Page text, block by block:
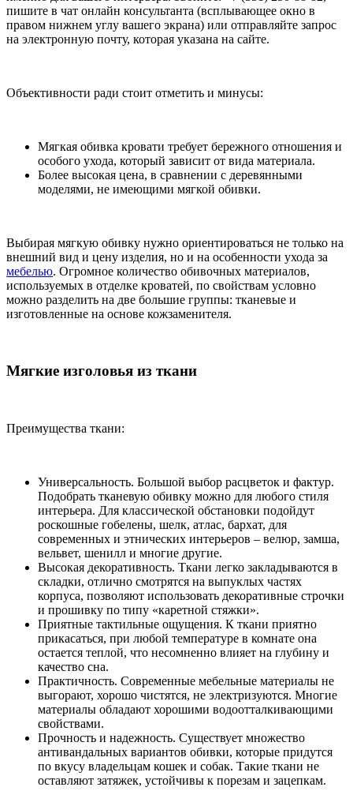
пишите в чат онлайн консультанта (всплывающее окно в
правом нижнем углу вашего экрана) или отправляйте запрос
на электронную почту, которая указана на сайте.
Объективности ради стоит отметить и минусы:
Мягкая обивка кровати требует бережного отношения и
особого ухода, который зависит от вида материала.
Более высокая цена, в сравнении с деревянными
моделями, не имеющими мягкой обивки.
Выбирая мягкую обивку нужно ориентироваться не только на
внешний вид и цену изделия, но и на особенности ухода за
мебелью. Огромное количество обивочных материалов,
используемых в отделке кроватей, по свойствам условно
можно разделить на две большие группы: тканевые и
изготовленные на основе кожзаменителя.
Мягкие изголовья из ткани
Преимущества ткани:
Универсальность. Большой выбор расцветок и фактур.
Подобрать тканевую обивку можно для любого стиля
интерьера. Для классической обстановки подойдут
роскошные гобелены, шелк, атлас, бархат, для
современных и этнических интерьеров – велюр, замша,
вельвет, шенилл и многие другие.
Высокая декоративность. Ткани легко закладываются в
складки, отлично смотрятся на выпуклых частях
корпуса, позволяют использовать декоративные строчки
и прошивку по типу «каретной стяжки».
Приятные тактильные ощущения. К ткани приятно
прикасаться, при любой температуре в комнате она
остается теплой, что несомненно влияет на глубину и
качество сна.
Практичность. Современные мебельные материалы не
выгорают, хорошо чистятся, не электризуются. Многие
материалы обладают хорошими водоотталкивающими
свойствами.
Прочность и надежность. Существует множество
антивандальных вариантов обивки, которые придутся
по вкусу владельцам кошек и собак. Такие ткани не
оставляют затяжек, устойчивы к порезам и зацепкам.